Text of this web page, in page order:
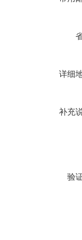
详细
补充
验